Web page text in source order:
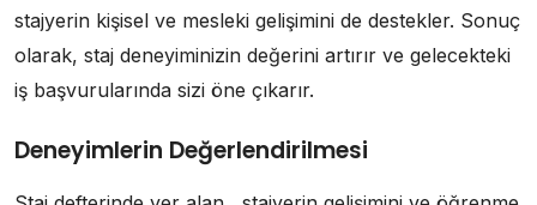
stajyerin kişisel ve mesleki gelişimini de destekler. Sonuç
olarak, staj deneyiminizin değerini artırır ve gelecekteki
iş başvurularında sizi öne çıkarır.
Deneyimlerin Değerlendirilmesi